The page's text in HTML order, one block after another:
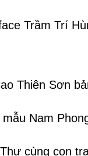
Trầm Trí
Thiên Sơn
mẫu Nam
cùng con